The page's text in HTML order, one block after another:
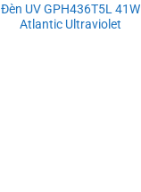
Đèn UV GPH436T5L 41W
Atlantic Ultraviolet